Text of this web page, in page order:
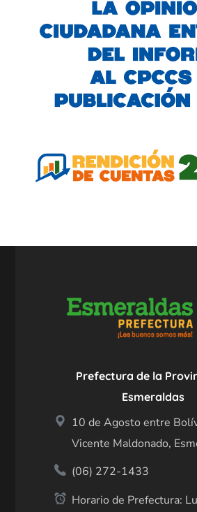
Prefectura de la
Esmeraldas
10 de Agosto entre
Vicente Maldonado,
(06) 272-1433
Horario de Prefectura: